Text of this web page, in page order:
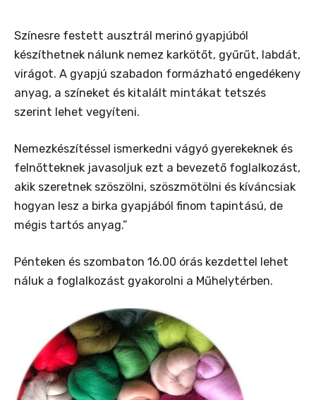
Színesre festett ausztrál merinó gyapjúból
készíthetnek nálunk nemez karkötőt, gyűrűt, labdát,
virágot. A gyapjú szabadon formázható engedékeny
anyag, a színeket és kitalált mintákat tetszés
szerint lehet vegyíteni.
Nemezkészítéssel ismerkedni vágyó gyerekeknek és
felnőtteknek javasoljuk ezt a bevezető foglalkozást,
akik szeretnek szöszölni, szöszmötölni és kíváncsiak
hogyan lesz a birka gyapjából finom tapintású, de
mégis tartós anyag.”
Pénteken és szombaton 16.00 órás kezdettel lehet
náluk a foglalkozást gyakorolni a Műhelytérben.